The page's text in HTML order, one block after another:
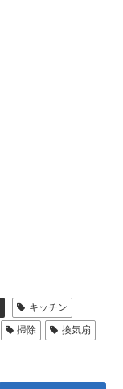
キッチン
掃除 換気扇